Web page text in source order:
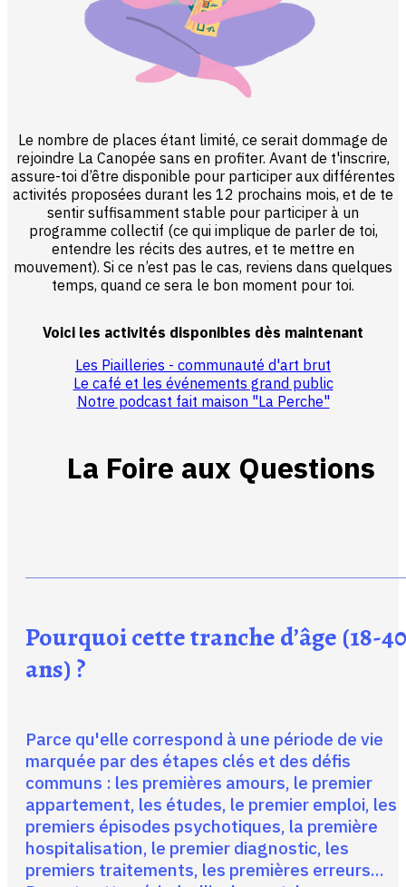
Le nombre de places étant limité, ce serait dommage de
rejoindre La Canopée sans en profiter. Avant de t'inscrire,
assure-toi d’être disponible pour participer aux différentes
activités proposées durant les 12 prochains mois, et de te
sentir suffisamment stable pour participer à un
programme collectif (ce qui implique de parler de toi,
entendre les récits des autres, et te mettre en
mouvement). Si ce n’est pas le cas, reviens dans quelques
temps, quand ce sera le bon moment pour toi.
Voici les activités disponibles dès maintenant
Les Piailleries - communauté d'art brut
Le café et les événements grand public
Notre podcast fait maison "La Perche"
La Foire aux Questions
Pourquoi cette tranche d’âge (18-40
ans) ?
Parce qu'elle correspond à une période de vie
marquée par des étapes clés et des défis
communs : les premières amours, le premier
appartement, les études, le premier emploi, les
premiers épisodes psychotiques, la première
hospitalisation, le premier diagnostic, les
premiers traitements, les premières erreurs...